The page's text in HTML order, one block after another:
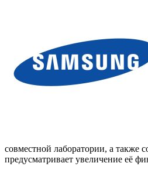
совместной лаборатории, а также
предусматривает увеличение её